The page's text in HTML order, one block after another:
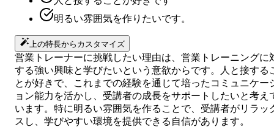
明るい雰囲気を作りたいです。
上の特長からカスタマイズ
営業トレーナーに挑戦したい理由は、営業トレーニングに
する強い興味と学びたいという意欲からです。人と接する
とが好きで、これまでの経験を通じて培ったコミュニケー
ョン能力を活かし、受講者の成長をサポートしたいと考え
います。特に明るい雰囲気を作ることで、受講者がリラッ
スし、学びやすい環境を提供できる自信があります。